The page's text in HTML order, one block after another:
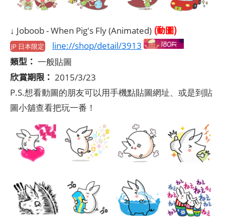
↓ Joboob - When Pig's Fly (Animated) (動圖)
JP 日本限定 line://shop/detail/3913
類型： 一般貼圖
欣賞期限： 2015/3/23
P.S.想看動圖的朋友可以用手機點貼圖網址、或是到貼
圖小舖查看把玩一番！